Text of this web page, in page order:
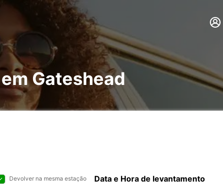
Gateshead
Devolver na mesma estação Data e Hora de levantamento